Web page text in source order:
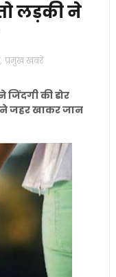
लड़की ने
, प्रमुख खबरें
की डोर
ने जहर खाकर जान